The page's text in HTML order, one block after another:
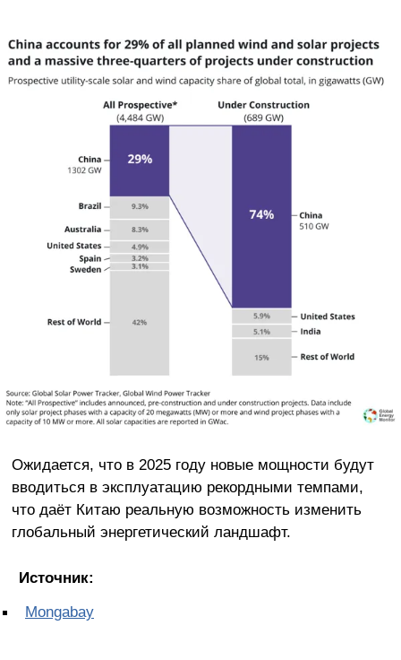
Ожидается, что в 2025 году новые мощности будут
вводиться в эксплуатацию рекордными темпами,
что даёт Китаю реальную возможность изменить
глобальный энергетический ландшафт.
Источник:
Mongabay